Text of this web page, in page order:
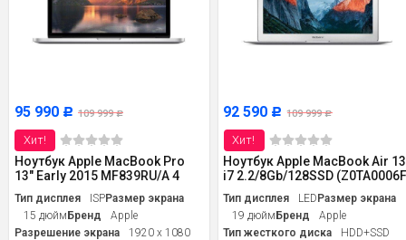
95 990 Р 109 999Р
Хит!
Ноутбук Apple MacBook Pro
13" Early 2015 MF839RU/A 4
Тип дисплея ISPРазмер экрана
15 дюймБренд
Apple
Разрешение экрана
1920 x 1080
92 590 Р 109 999Р
Хит!
Ноутбук Apple MacBook Air 13
i7 2.2/8Gb/128SSD
Тип дисплея LEDРазмер экрана
19 дюймБренд
Apple
Тип жесткого диска
HDD+SSD